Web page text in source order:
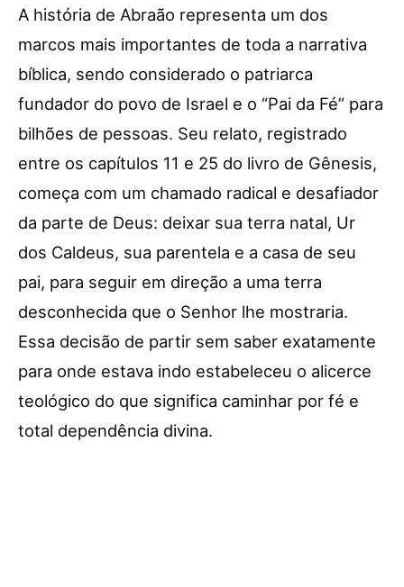
A história de Abraão representa um dos
marcos mais importantes de toda a narrativa
bíblica, sendo considerado o patriarca
fundador do povo de Israel e o “Pai da Fé” para
bilhões de pessoas. Seu relato, registrado
entre os capítulos 11 e 25 do livro de Gênesis,
começa com um chamado radical e desafiador
da parte de Deus: deixar sua terra natal, Ur
dos Caldeus, sua parentela e a casa de seu
pai, para seguir em direção a uma terra
desconhecida que o Senhor lhe mostraria.
Essa decisão de partir sem saber exatamente
para onde estava indo estabeleceu o alicerce
teológico do que significa caminhar por fé e
total dependência divina.